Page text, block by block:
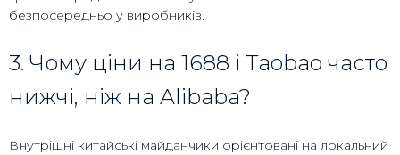
безпосередньо у виробників.
3. Чому ціни на 1688 і Taobao часто
нижчі, ніж на Alibaba?
Внутрішні китайські майданчики орієнтовані на локальний